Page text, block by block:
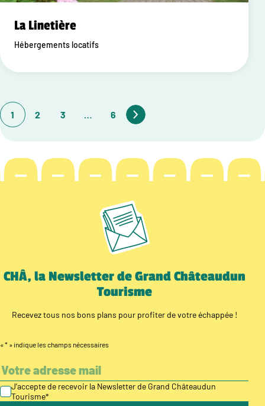
La Linetière
Hébergements locatifs
1 2 3 … 6
CHÂ, la Newsletter de Grand Châteaudun
Tourisme
Recevez tous nos bons plans pour profiter de votre échappée !
« * » indique les champs nécessaires
J’accepte de recevoir la Newsletter de Grand Châteaudun
Tourisme*